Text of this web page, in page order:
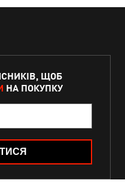
ЩОБ
НА ПОКУПКУ